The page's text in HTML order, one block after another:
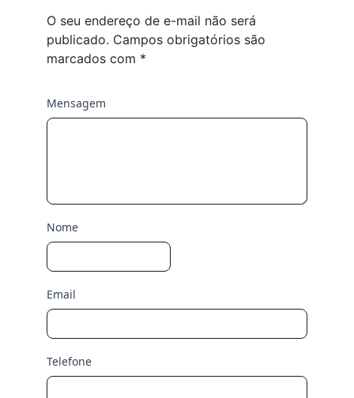
O seu endereço de e-mail não será
publicado. Campos obrigatórios são
marcados com *
Mensagem
Nome
Email
Telefone